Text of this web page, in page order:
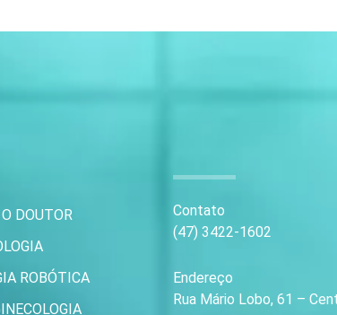
DOUTOR
ROBÓTICA
Contato
(47) 3422-1602
Endereço
Rua Mário Lobo, 61 –